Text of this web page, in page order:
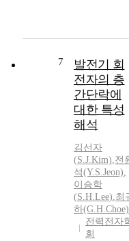
7
발전기 회
전자의 층
간단락에
대한 특성
해석
김선자
(S.J.Kim),전
석(Y.S.Jeon),
이승학
(S.H.Lee),최
하(G.H.Choe)
전력전자
회